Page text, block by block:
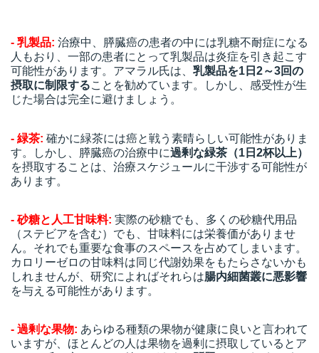
- 乳製品: 治療中、膵臓癌の患者の中には乳糖不耐症になる
人もおり、一部の患者にとって乳製品は炎症を引き起こす
可能性があります。アマラル氏は、 乳製品を1日2～3回の
摂取に制限することを勧めています。しかし、感受性が生
じた場合は完全に避けましょう。
- 緑茶: 確かに緑茶には癌と戦う素晴らしい可能性がありま
す。しかし、膵臓癌の治療中に過剰な緑茶（1日2杯以上）
を摂取することは、治療スケジュールに干渉する可能性が
あります。
- 砂糖と人工甘味料: 実際の砂糖でも、多くの砂糖代用品
（ステビアを含む）でも、甘味料には栄養価がありませ
ん。それでも重要な食事のスペースを占めてしまいます。
カロリーゼロの甘味料は同じ代謝効果をもたらさないかも
しれませんが、研究によればそれらは腸内細菌叢に悪影響
を与える可能性があります。
- 過剰な果物: あらゆる種類の果物が健康に良いと言われて
いますが、ほとんどの人は果物を過剰に摂取しているとア